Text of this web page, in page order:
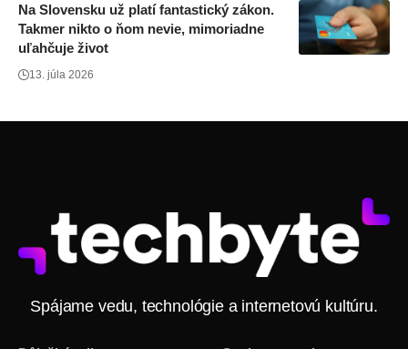
Na Slovensku už platí fantastický zákon.
Takmer nikto o ňom nevie, mimoriadne
uľahčuje život
13. júla 2026
Spájame vedu, technológie a internetovú kultúru.